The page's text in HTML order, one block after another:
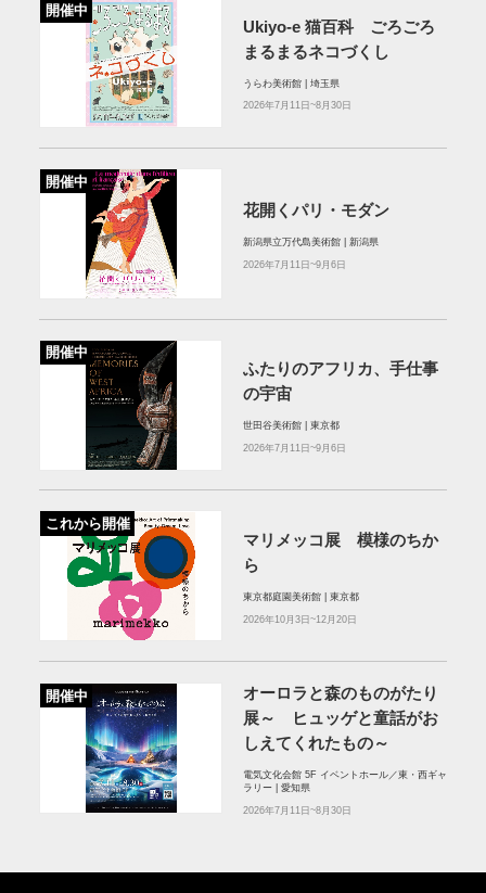
開催中
Ukiyo-e 猫百科 ごろごろ
まるまるネコづくし
うらわ美術館 | 埼玉県
2026年7月11日~8月30日
開催中
花開くパリ・モダン
新潟県立万代島美術館 | 新潟県
2026年7月11日~9月6日
開催中
ふたりのアフリカ、手仕事
の宇宙
世田谷美術館 | 東京都
2026年7月11日~9月6日
これから開催
マリメッコ展 模様のちか
ら
東京都庭園美術館 | 東京都
2026年10月3日~12月20日
開催中
オーロラと森のものがたり
展～ ヒュッゲと童話がお
しえてくれたもの～
電気文化会館 5F イベントホール／東・西ギャ
ラリー | 愛知県
2026年7月11日~8月30日